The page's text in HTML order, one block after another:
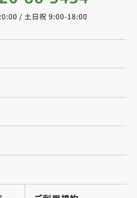
気になる
になる
長く続けたい
気になってきた
、長期的な健康管理をサポ